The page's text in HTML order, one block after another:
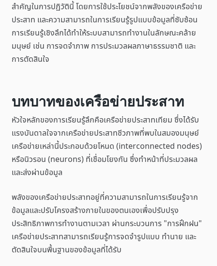
สำคัญในการปฏิวัตินี้ โดยการใช้ประโยชน์จากพลังของเครือข่าย
ประสาท และความสามารถในการเรียนรู้รูปแบบข้อมูลที่ซับซ้อน
การเรียนรู้เชิงลึกได้ทำให้ระบบสามารถทำงานในลักษณะคล้าย
มนุษย์ เช่น การจดจำภาพ การประมวลผลภาษาธรรมชาติ และ
การตัดสินใจ
บทบาทของเครือข่ายประสาท
หัวใจหลักของการเรียนรู้ลึกคือเครือข่ายประสาทเทียม ซึ่งได้รับ
แรงบันดาลใจจากเครือข่ายประสาทชีวภาพที่พบในสมองมนุษย์
เครือข่ายเหล่านี้ประกอบด้วยโหนด (interconnected nodes)
หรือนิวรอน (neurons) ที่เชื่อมโยงกัน ซึ่งทำหน้าที่ประมวลผล
และส่งผ่านข้อมูล
พลังของเครือข่ายประสาทอยู่ที่ความสามารถในการเรียนรู้จาก
ข้อมูลและปรับโครงสร้างภายในของตนเองเพื่อปรับปรุง
ประสิทธิภาพการทำงานตามเวลา ผ่านกระบวนการ "การฝึกฝน"
เครือข่ายประสาทสามารถเรียนรู้การจดจำรูปแบบ ทำนาย และ
ตัดสินใจบนพื้นฐานของข้อมูลที่ได้รับ